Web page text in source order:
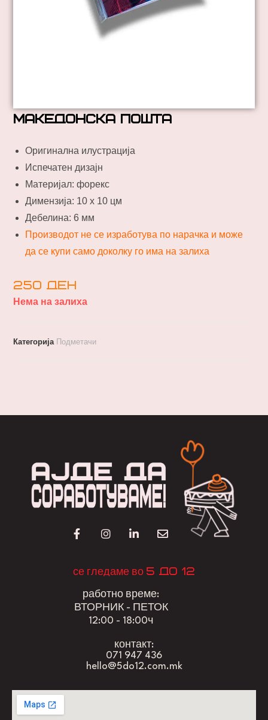
Македонска пошта
Оригинална илустрација
Испечатен дизајн
Материјал: форекс
Димензија: 10 х 10 цм
Дебелина: 6 мм
Производот не се изработува по нарачка и може
да се купи само доколку го има на залиха
250ден
Нема на залиха
Категорија Подметачи
се гледаме во 5 до 12
работно време:
ВТОРНИК - ПЕТОК
12:00 - 18:00ч
контакт:
071 947 436
hello@5do12.com.mk